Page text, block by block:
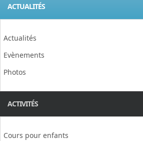
ACTUALITÉS
Actualités
Evènements
Photos
ACTIVITÉS
Cours pour enfants